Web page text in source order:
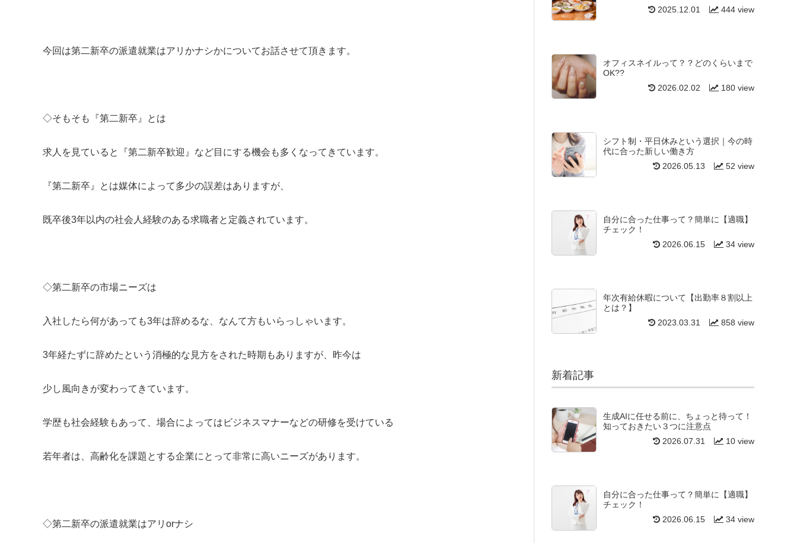
今回は第二新卒の派遣就業はアリかナシかについてお話させて頂きます。
◇そもそも『第二新卒』とは
求人を見ていると『第二新卒歓迎』など目にする機会も多くなってきています。
『第二新卒』とは媒体によって多少の誤差はありますが、
既卒後3年以内の社会人経験のある求職者と定義されています。
◇第二新卒の市場ニーズは
入社したら何があっても3年は辞めるな、なんて方もいらっしゃいます。
3年経たずに辞めたという消極的な見方をされた時期もありますが、昨今は
少し風向きが変わってきています。
学歴も社会経験もあって、場合によってはビジネスマナーなどの研修を受けている
若年者は、高齢化を課題とする企業にとって非常に高いニーズがあります。
◇第二新卒の派遣就業はアリorナシ
444 view
2025.12.01
オフィスネイルって？？どのくらいまで
OK??
180 view
2026.02.02
シフト制・平日休みという選択｜今の時
代に合った新しい働き方
52 view
2026.05.13
自分に合った仕事って？簡単に【適職】
チェック！
34 view
2026.06.15
年次有給休暇について【出勤率８割以上
とは？】
858 view
2023.03.31
新着記事
生成AIに任せる前に、ちょっと待って！
知っておきたい３つに注意点
10 view
2026.07.31
自分に合った仕事って？簡単に【適職】
チェック！
34 view
2026.06.15